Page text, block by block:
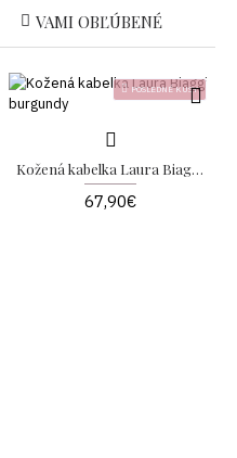
VAMI OBĽÚBENÉ
POSLEDNÉ KUSY
Kožená kabelka Laura Biaggi burgundy
67,90€